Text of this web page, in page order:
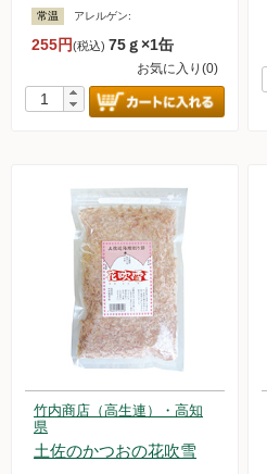
常温 アレルゲン:
255円(税込) 75ｇ×1缶
お気に入り(0)
竹内商店（高生連）・高知
県
土佐のかつおの花吹雪